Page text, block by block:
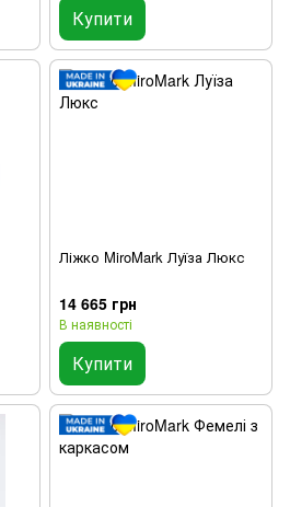
Купити
Ліжко MiroMark Луїза Люкс
14 665 грн
В наявності
Купити